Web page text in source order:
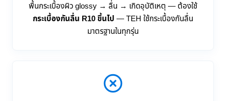
พื้นกระเบื้องผิว glossy → ลื่น → เกิดอุบัติเหตุ — ต้องใช้
กระเบื้องกันลื่น R10 ขึ้นไป — TEH ใช้กระเบื้องกันลื่น
มาตรฐานในทุกรุ่น